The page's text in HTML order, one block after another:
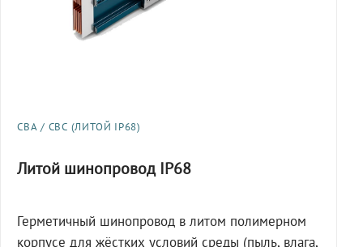
СВА / СВС (ЛИТОЙ IP68)
Литой шинопровод IP68
Герметичный шинопровод в литом полимерном
корпусе для жёстких условий среды (пыль, влага,